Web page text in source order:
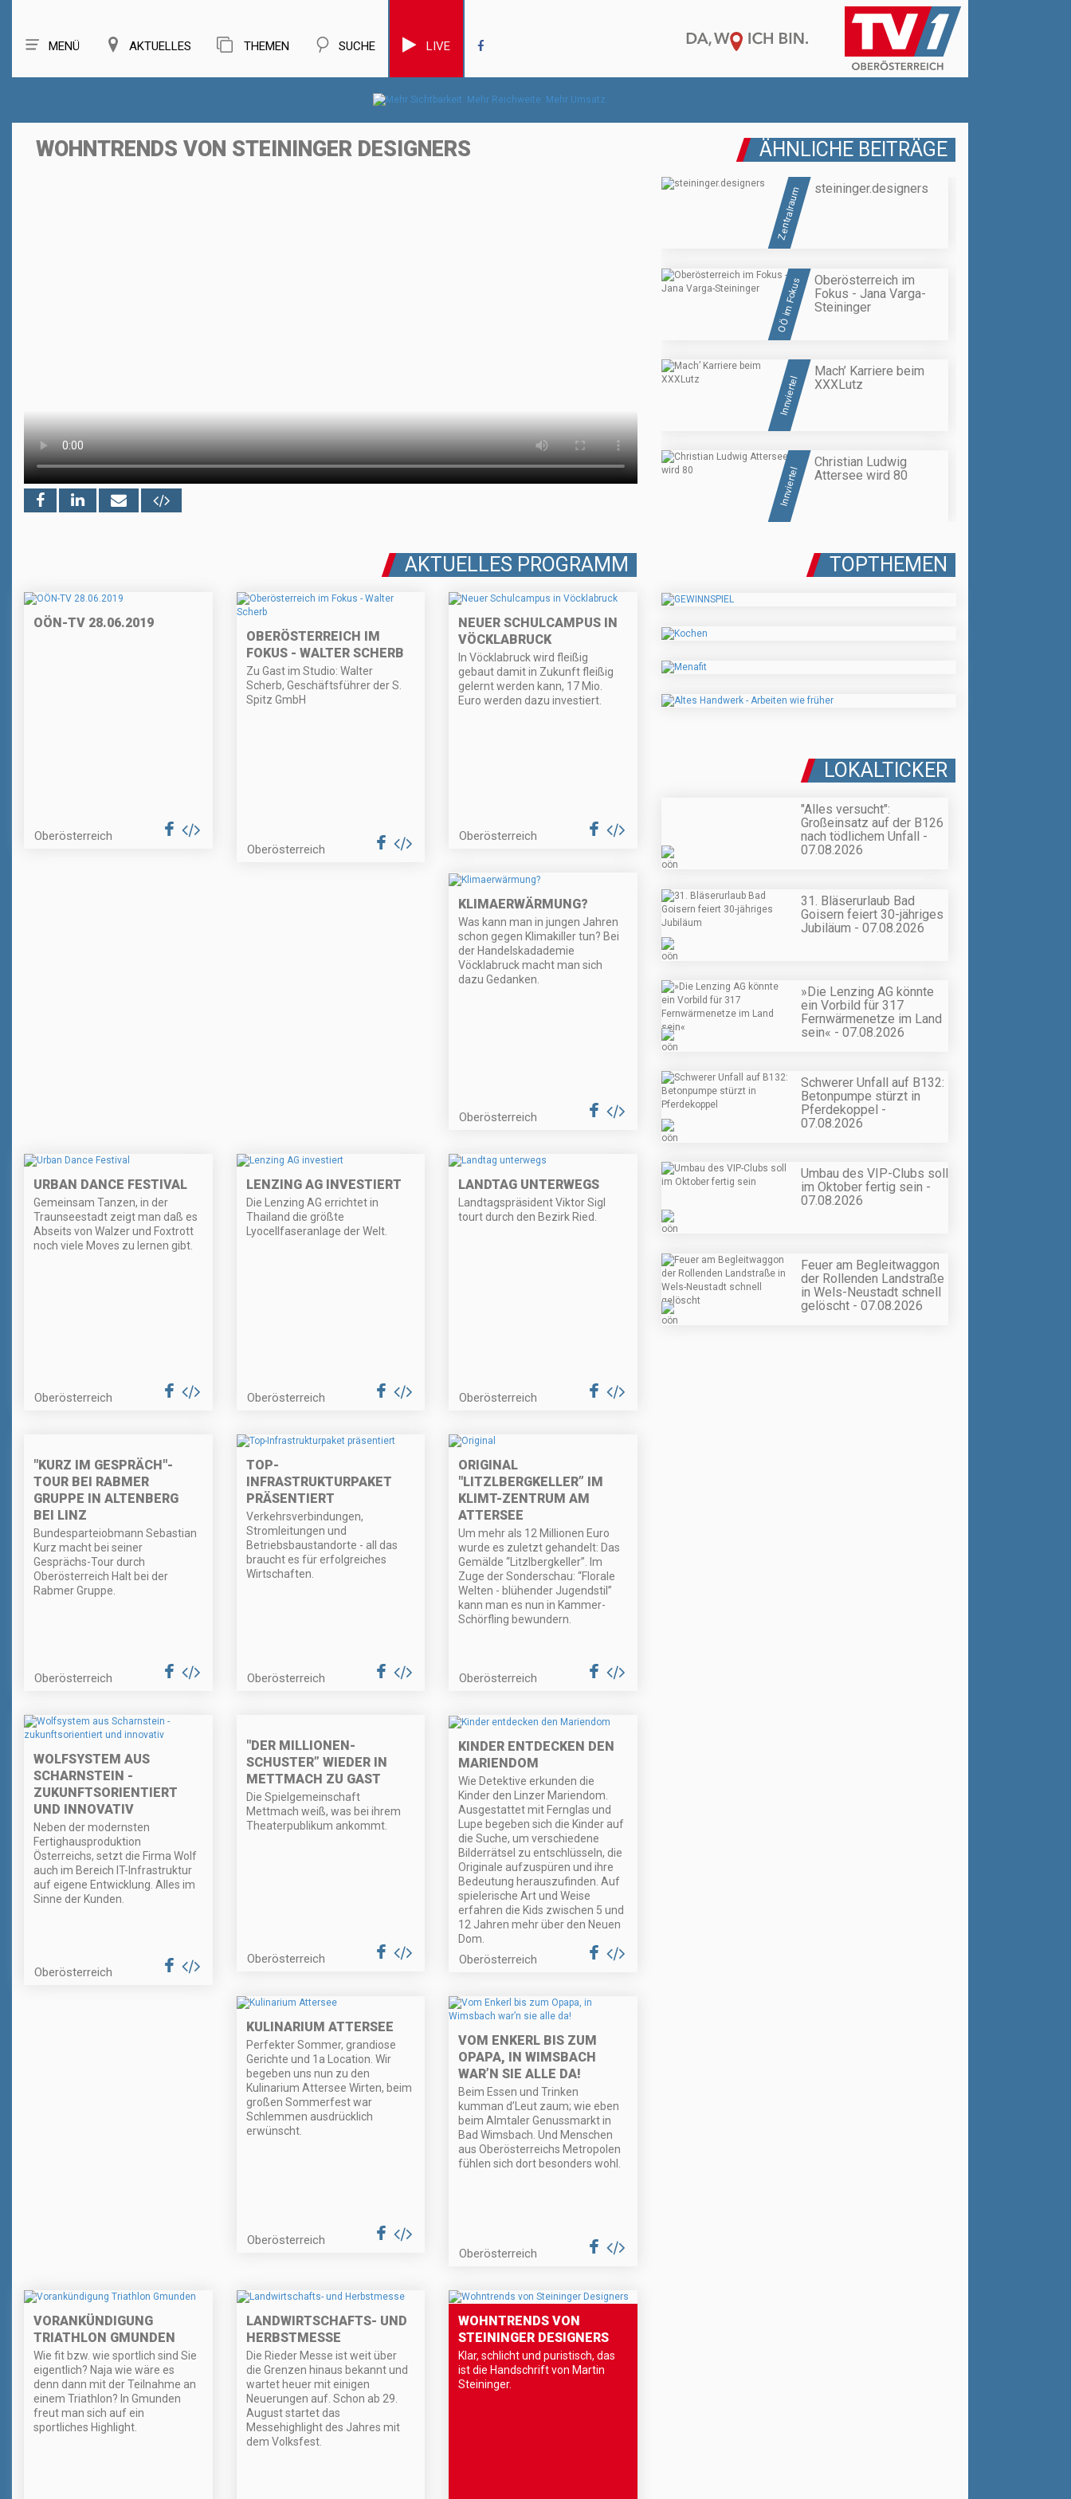
MENÜ AKTUELLES THEMEN SUCHE LIVE
WOHNTRENDS VON STEININGER DESIGNERS ÄHNLICHE BEITRÄGE
Zentralraum steininger.designers
OÖ im Fokus
Oberösterreich im
Fokus - Jana Varga-
Steininger
Innviertel
Mach’ Karriere beim
XXXLutz
Innviertel
Christian Ludwig
Attersee wird 80
AKTUELLES PROGRAMM
OÖN-TV 28.06.2019
Oberösterreich
OBERÖSTERREICH IM
FOKUS - WALTER SCHERB
Zu Gast im Studio: Walter
Scherb, Geschäftsführer der S.
Spitz GmbH
Oberösterreich
NEUER SCHULCAMPUS IN
VÖCKLABRUCK
In Vöcklabruck wird fleißig
gebaut damit in Zukunft fleißig
gelernt werden kann, 17 Mio.
Euro werden dazu investiert.
Oberösterreich
KLIMAERWÄRMUNG?
Was kann man in jungen Jahren
schon gegen Klimakiller tun? Bei
der Handelskadademie
Vöcklabruck macht man sich
dazu Gedanken.
Oberösterreich
URBAN DANCE FESTIVAL
Gemeinsam Tanzen, in der
Traunseestadt zeigt man daß es
Abseits von Walzer und Foxtrott
noch viele Moves zu lernen gibt.
Oberösterreich
LENZING AG INVESTIERT
Die Lenzing AG errichtet in
Thailand die größte
Lyocellfaseranlage der Welt.
Oberösterreich
LANDTAG UNTERWEGS
Landtagspräsident Viktor Sigl
tourt durch den Bezirk Ried.
Oberösterreich
"KURZ IM GESPRÄCH"-
TOUR BEI RABMER
GRUPPE IN ALTENBERG
BEI LINZ
Bundesparteiobmann Sebastian
Kurz macht bei seiner
Gesprächs-Tour durch
Oberösterreich Halt bei der
Rabmer Gruppe.
Oberösterreich
TOP-
INFRASTRUKTURPAKET
PRÄSENTIERT
Verkehrsverbindungen,
Stromleitungen und
Betriebsbaustandorte - all das
braucht es für erfolgreiches
Wirtschaften.
Oberösterreich
ORIGINAL
"LITZLBERGKELLER” IM
KLIMT-ZENTRUM AM
ATTERSEE
Um mehr als 12 Millionen Euro
wurde es zuletzt gehandelt: Das
Gemälde “Litzlbergkeller”. Im
Zuge der Sonderschau: “Florale
Welten - blühender Jugendstil”
kann man es nun in Kammer-
Schörfling bewundern.
Oberösterreich
WOLFSYSTEM AUS
SCHARNSTEIN -
ZUKUNFTSORIENTIERT
UND INNOVATIV
Neben der modernsten
Fertighausproduktion
Österreichs, setzt die Firma Wolf
auch im Bereich IT-Infrastruktur
auf eigene Entwicklung. Alles im
Sinne der Kunden.
Oberösterreich
"DER MILLIONEN-
SCHUSTER” WIEDER IN
METTMACH ZU GAST
Die Spielgemeinschaft
Mettmach weiß, was bei ihrem
Theaterpublikum ankommt.
Oberösterreich
KINDER ENTDECKEN DEN
MARIENDOM
Wie Detektive erkunden die
Kinder den Linzer Mariendom.
Ausgestattet mit Fernglas und
Lupe begeben sich die Kinder auf
die Suche, um verschiedene
Bilderrätsel zu entschlüsseln, die
Originale aufzuspüren und ihre
Bedeutung herauszufinden. Auf
spielerische Art und Weise
erfahren die Kids zwischen 5 und
12 Jahren mehr über den Neuen
Dom.
Oberösterreich
KULINARIUM ATTERSEE
Perfekter Sommer, grandiose
Gerichte und 1a Location. Wir
begeben uns nun zu den
Kulinarium Attersee Wirten, beim
großen Sommerfest war
Schlemmen ausdrücklich
erwünscht.
Oberösterreich
VOM ENKERL BIS ZUM
OPAPA, IN WIMSBACH
WAR’N SIE ALLE DA!
Beim Essen und Trinken
kumman d’Leut zaum; wie eben
beim Almtaler Genussmarkt in
Bad Wimsbach. Und Menschen
aus Oberösterreichs Metropolen
fühlen sich dort besonders wohl.
Oberösterreich
VORANKÜNDIGUNG
TRIATHLON GMUNDEN
Wie fit bzw. wie sportlich sind Sie
eigentlich? Naja wie wäre es
denn dann mit der Teilnahme an
einem Triathlon? In Gmunden
freut man sich auf ein
sportliches Highlight.
LANDWIRTSCHAFTS- UND
HERBSTMESSE
Die Rieder Messe ist weit über
die Grenzen hinaus bekannt und
wartet heuer mit einigen
Neuerungen auf. Schon ab 29.
August startet das
Messehighlight des Jahres mit
dem Volksfest.
WOHNTRENDS VON
STEININGER DESIGNERS
Klar, schlicht und puristisch, das
ist die Handschrift von Martin
Steininger.
TOPTHEMEN
LOKALTICKER
"Alles versucht":
Großeinsatz auf der B126
nach tödlichem Unfall -
07.08.2026
31. Bläserurlaub Bad
Goisern feiert 30-jähriges
Jubiläum - 07.08.2026
»Die Lenzing AG könnte
ein Vorbild für 317
Fernwärmenetze im Land
sein« - 07.08.2026
Schwerer Unfall auf B132:
Betonpumpe stürzt in
Pferdekoppel -
07.08.2026
Umbau des VIP-Clubs soll
im Oktober fertig sein -
07.08.2026
Feuer am Begleitwaggon
der Rollenden Landstraße
in Wels-Neustadt schnell
gelöscht - 07.08.2026